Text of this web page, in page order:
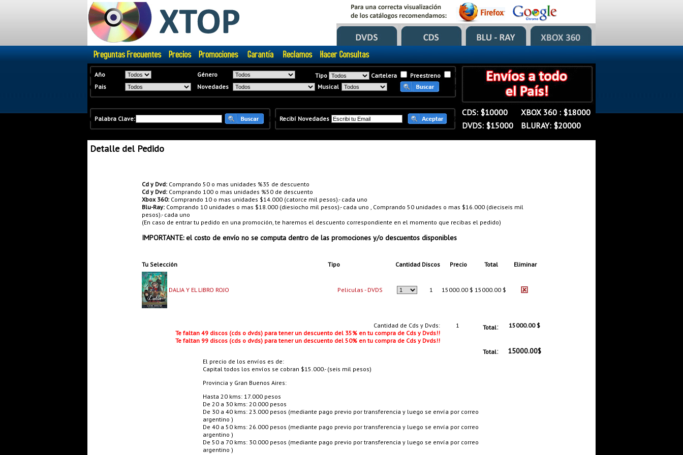
� Año Género Tipo Cartelera Preestreno
�
� Pais Novedades Musical �
CDS: $10000
XBOX 360 : $18000
DVDS: $15000
BLURAY: $20000
� Palabra Clave: � � Recibí Novedades �
Detalle del Pedido
Cd y Dvd: Comprando 50 o mas unidades %35 de descuento
Cd y Dvd: Comprando 100 o mas unidades %50 de descuento
Xbox 360: Comprando 10 o mas unidades $14.000 (catorce mil pesos).- cada uno
Blu-Ray: Comprando 10 unidades o mas $18.000 (diesiocho mil pesos).- cada uno , Comprando 50 unidades o mas $16.000 (dieciseis mil
pesos).- cada uno
(En caso de entrar tu pedido en una promoción, te haremos el descuento correspondiente en el momento que recibas el pedido)
IMPORTANTE: el costo de envío no se computa dentro de las promociones y/o descuentos disponibles
Tu Selección Tipo Cantidad Discos Precio Total Eliminar
DALIA Y EL LIBRO ROJO Peliculas - DVDS 1 15000.00 $ 15000.00 $
Cantidad de Cds y Dvds:
Te faltan 49 discos (cds o dvds) para tener un descuento del 35% en tu compra de Cds y Dvds!!
Te faltan 99 discos (cds o dvds) para tener un descuento del 50% en tu compra de Cds y Dvds!!
1 Total: 15000.00 $
Total: 15000.00$
El precio de los envíos es de:
Capital todos los envíos se cobran $15.000.- (seis mil pesos)
Provincia y Gran Buenos Aires:
Hasta 20 kms: 17.000 pesos
De 20 a 30 kms: 20.000 pesos
De 30 a 40 kms: 23.000 pesos (mediante pago previo por transferencia y luego se envía por correo
argentino )
De 40 a 50 kms: 26.000 pesos (mediante pago previo por transferencia y luego se envía por correo
argentino )
De 50 a 70 kms: 30.000 pesos (mediante pago previo por transferencia y luego se envía por correo
argentino )